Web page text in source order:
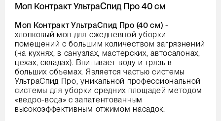
Моп Контракт УльтраСпид Про 40 см
Моп Контракт УльтраСпид Про (40 см) -
хлопковый моп для ежедневной уборки
помещений с большим количеством загрязнений
(на кухнях, в санузлах, мастерских, автосалонах,
цехах, складах). Впитывает воду и грязь в
больших объемах. Является частью системы
УльтраСпид Про, уникальной профессиональной
системы для уборки средних площадей методом
«ведро-вода» с запатентованным
высокоэффективным отжимом насадок.